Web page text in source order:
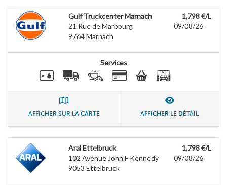
Gulf Truckcenter Marnach
21 Rue de Marbourg
9764Marnach
1,798 €/L
09/08/26
Services
AFFICHER SUR LA CARTE AFFICHER LE DÉTAIL
Aral Ettelbruck
102 Avenue John F Kennedy
9053 Ettelbruck
1,798 €/L
09/08/26